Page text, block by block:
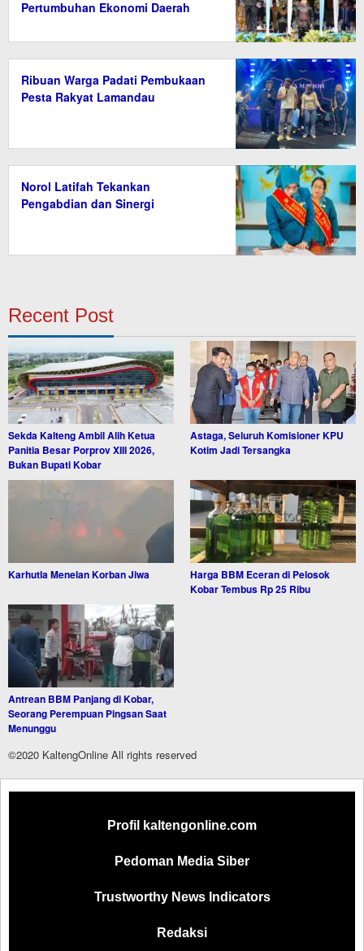
Pertumbuhan Ekonomi Daerah
Ribuan Warga Padati Pembukaan
Pesta Rakyat Lamandau
Norol Latifah Tekankan
Pengabdian dan Sinergi
Recent Post
Sekda Kalteng Ambil Alih Ketua
Panitia Besar Porprov XIII 2026,
Bukan Bupati Kobar
Astaga, Seluruh Komisioner KPU
Kotim Jadi Tersangka
Karhutla Menelan Korban Jiwa
Harga BBM Eceran di Pelosok
Kobar Tembus Rp 25 Ribu
Antrean BBM Panjang di Kobar,
Seorang Perempuan Pingsan Saat
Menunggu
©2020 KaltengOnline All rights reserved
Profil kaltengonline.com
Pedoman Media Siber
Trustworthy News Indicators
Redaksi